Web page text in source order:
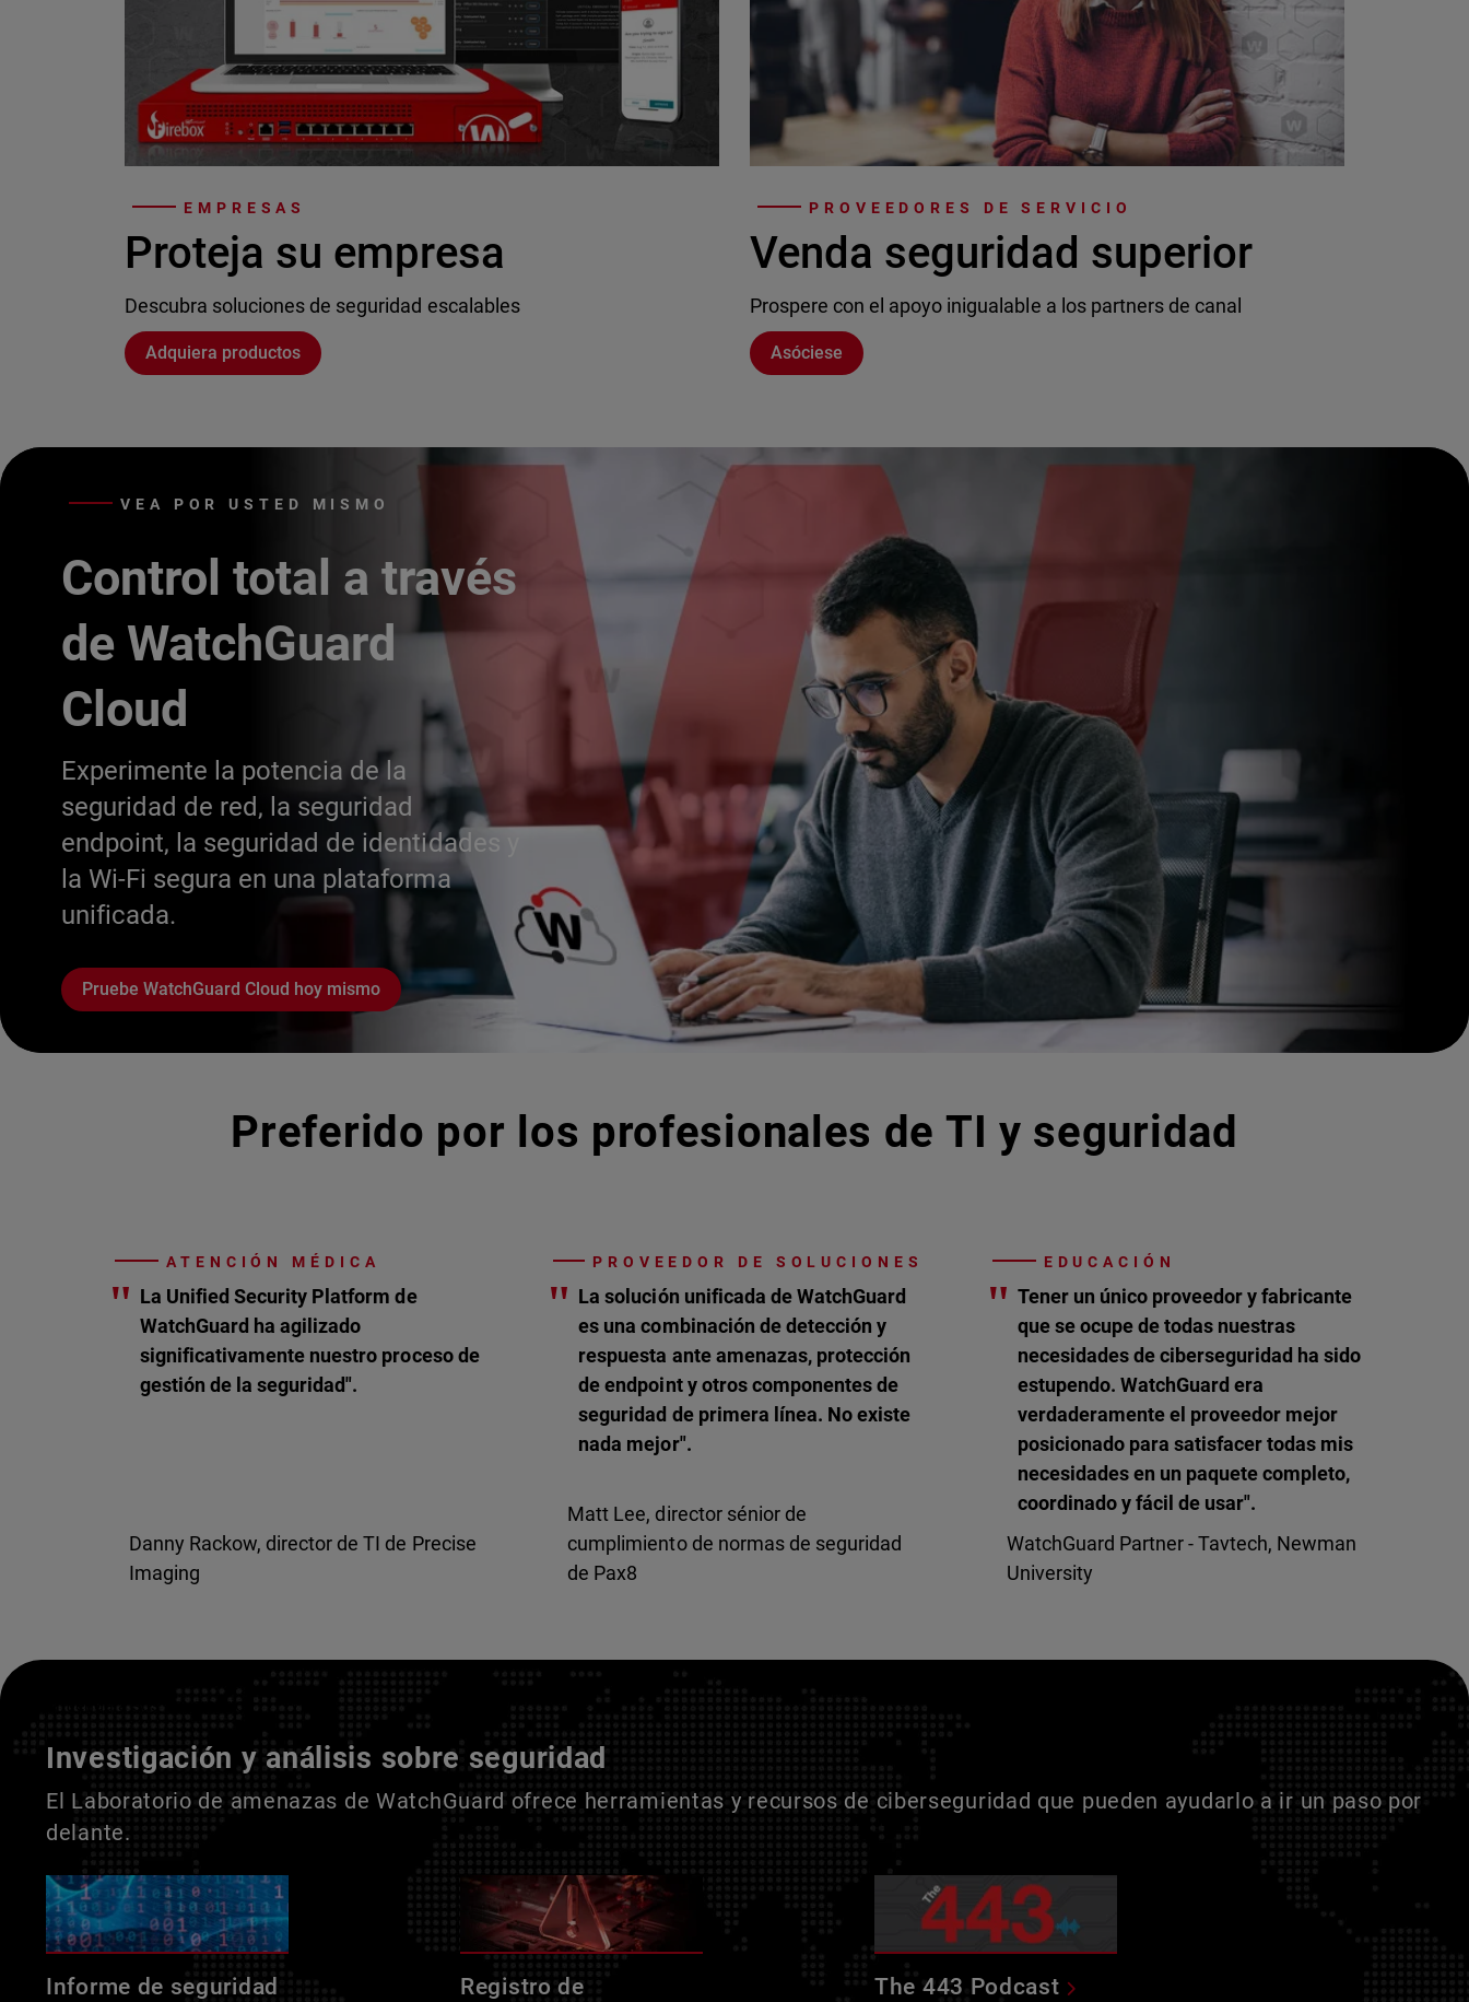
EMPRESAS
Proteja su empresa
Descubra soluciones de seguridad escalables
Adquiera productos
PROVEEDORES DE SERVICIO
Venda seguridad superior
Prospere con el apoyo inigualable a los partners de canal
Asóciese
VEA POR USTED MISMO
Control total a través
de WatchGuard
Cloud
Experimente la potencia de la
seguridad de red, la seguridad
endpoint, la seguridad de identidades y
la Wi-Fi segura en una plataforma
unificada.
Pruebe WatchGuard Cloud hoy mismo
Preferido por los profesionales de TI y seguridad
ATENCIÓN MÉDICA
" La Unified Security Platform de
WatchGuard ha agilizado
significativamente nuestro proceso de
gestión de la seguridad".
Danny Rackow, director de TI de Precise
Imaging
PROVEEDOR DE SOLUCIONES
" La solución unificada de WatchGuard
es una combinación de detección y
respuesta ante amenazas, protección
de endpoint y otros componentes de
seguridad de primera línea. No existe
nada mejor".
Matt Lee, director sénior de
cumplimiento de normas de seguridad
de Pax8
EDUCACIÓN
" Tener un único proveedor y fabricante
que se ocupe de todas nuestras
necesidades de ciberseguridad ha sido
estupendo. WatchGuard era
verdaderamente el proveedor mejor
posicionado para satisfacer todas mis
necesidades en un paquete completo,
coordinado y fácil de usar".
WatchGuard Partner - Tavtech, Newman
University
Investigación y análisis sobre seguridad
El Laboratorio de amenazas de WatchGuard ofrece herramientas y recursos de ciberseguridad que pueden ayudarlo a ir un paso por
delante.
Informe de seguridad
Registro de
The 443 Podcast